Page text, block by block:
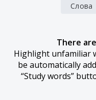
Слова
There
Highlight unfamiliar
be automatically
“Study words”